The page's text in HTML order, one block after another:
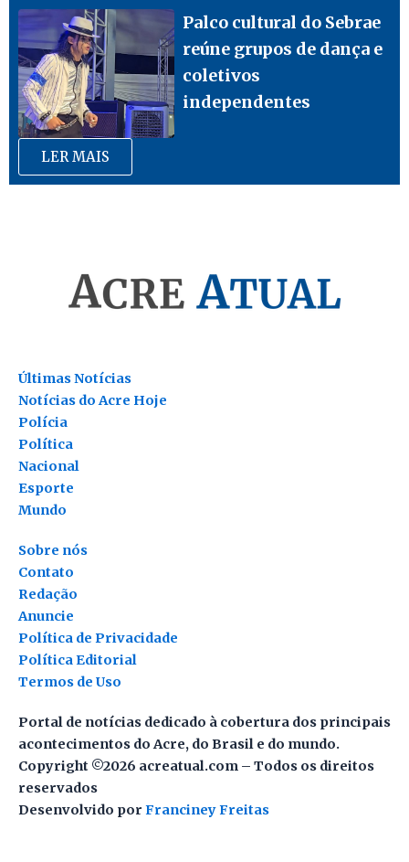
Palco cultural do Sebrae
reúne grupos de dança e
coletivos
independentes
LER MAIS
Últimas Notícias
Notícias do Acre Hoje
Polícia
Política
Nacional
Esporte
Mundo
Contato
Redação
Anuncie
Política de Privacidade
Política Editorial
Termos de Uso
Sobre nós
Portal de notícias dedicado à cobertura dos principais
acontecimentos do Acre, do Brasil e do mundo.
Copyright ©2026 acreatual.com – Todos os direitos
reservados
Desenvolvido por Franciney Freitas